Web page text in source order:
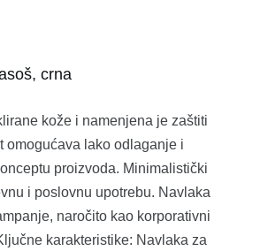
crna
kože i namenjena je zaštiti
omogućava lako odlaganje i
proizvoda. Minimalistički
i poslovnu upotrebu. Navlaka
naročito kao korporativni
karakteristike: Navlaka za